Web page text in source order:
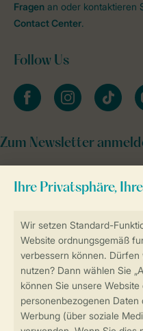
Sicher und schnell
Sichere
Sicheres Bezahlen
Fragen an oder kontaktieren
Contact Center.
Follow Us
facebookinstagramtiktok
Zum Newsletter